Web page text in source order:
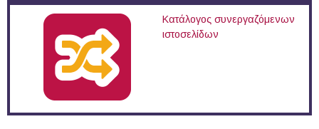
Κατάλογος συνεργαζόμενων
ιστοσελίδων